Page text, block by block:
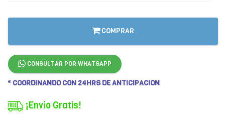
COMPRAR
CONSULTAR POR WHATSAPP
* COORDINANDO CON 24HRS DE ANTICIPACION
¡Envío Gratis!